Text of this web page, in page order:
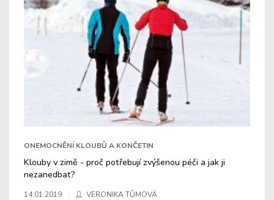
ONEMOCNĚNÍ KLOUBŮ A KONČETIN
Klouby v zimě - proč potřebují zvýšenou péči a jak ji
nezanedbat?
14.01.2019 VERONIKA TŮMOVÁ